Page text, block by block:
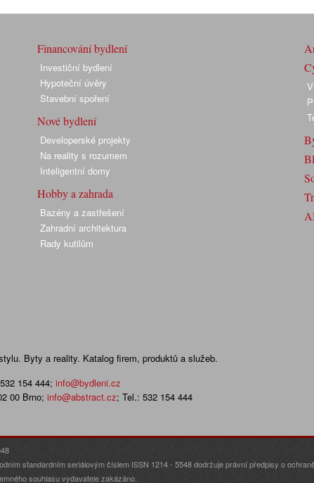
Financování bydlení
Investiční bydlení
Hypoteční úvěry
Stavební spoření
Nové bydlení
Developerské projekty
Na reality s rozumem
Inteligentní domy
Hobby a zahrada
Bazény a zastřešení
Zahradní architektura
Rady kutilům
Byty a reality. Katalog firem, produktů a služeb.
154 444; info@bydleni.cz
00 Brno; info@abstract.cz; Tel.: 532 154 444
standardním seriálovým číslem ISSN 1214 - 5548 dodržuje právní předpisy o
souhlasu vydavatele zakázáno.